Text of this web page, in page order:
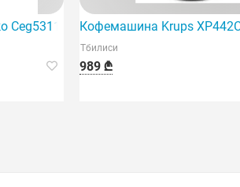
Кофемашина Krups
Тбилиси
989 ₾